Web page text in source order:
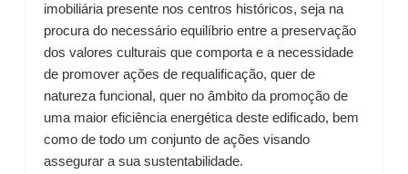
imobiliária presente nos centros históricos, seja na
procura do necessário equilíbrio entre a preservação
dos valores culturais que comporta e a necessidade
de promover ações de requalificação, quer de
natureza funcional, quer no âmbito da promoção de
uma maior eficiência energética deste edificado, bem
como de todo um conjunto de ações visando
assegurar a sua sustentabilidade.